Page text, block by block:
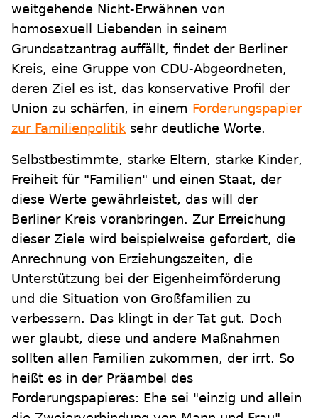
weitgehende Nicht-Erwähnen von
homosexuell Liebenden in seinem
Grundsatzantrag auffällt, findet der Berliner
Kreis, eine Gruppe von CDU-Abgeordneten,
deren Ziel es ist, das konservative Profil der
Union zu schärfen, in einem Forderungspapier
zur Familienpolitik sehr deutliche Worte.
Selbstbestimmte, starke Eltern, starke Kinder,
Freiheit für "Familien" und einen Staat, der
diese Werte gewährleistet, das will der
Berliner Kreis voranbringen. Zur Erreichung
dieser Ziele wird beispielweise gefordert, die
Anrechnung von Erziehungszeiten, die
Unterstützung bei der Eigenheimförderung
und die Situation von Großfamilien zu
verbessern. Das klingt in der Tat gut. Doch
wer glaubt, diese und andere Maßnahmen
sollten allen Familien zukommen, der irrt. So
heißt es in der Präambel des
Forderungspapieres: Ehe sei "einzig und allein